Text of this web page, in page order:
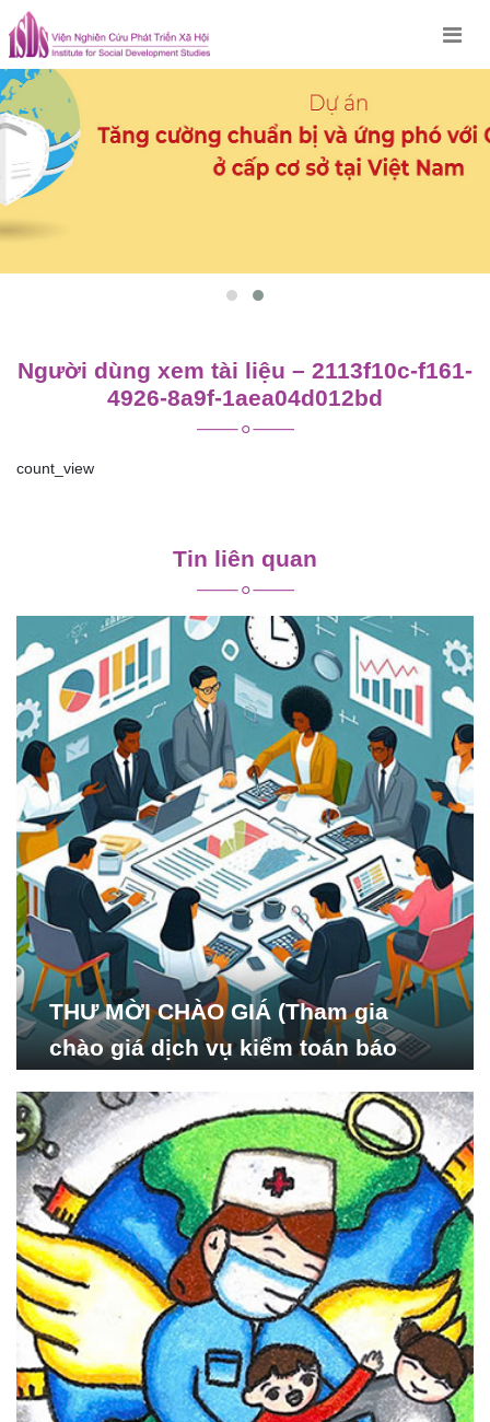
Skip
to
content
Người dùng xem tài liệu – 2113f10c-f161-
4926-8a9f-1aea04d012bd
count_view
viết
Tin liên quan
THƯ MỜI CHÀO GIÁ (Tham gia
chào giá dịch vụ kiểm toán báo
Nghiên cứu Phát triển Xã
hội_ISDS)